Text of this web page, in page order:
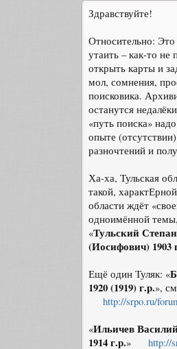
Здравствуйте!
Относительно: Это
утаить – как-то не
открыть карты и
мол, сомнения,
поисковика.
останутся
«путь поиска»
опыте
разночтений и
Ха-ха, Тульская
такой,
области ждёт
одноимённой
«Тульский
(Иосифович) 1903
Ещё один Туляк: «
1920 (1919) г.р.»,
http://srpo.ru/
«Ильичев
1914 г.р.» http://